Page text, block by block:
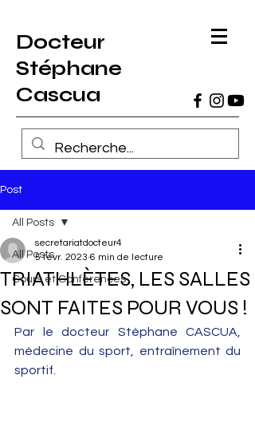
Docteur
Stéphane
Cascua
Post
All Posts
Cours et Conférences
All Posts
TRIATHLÈTES, LES SALLES
SONT FAITES POUR VOUS !
secretariatdocteur4
5 févr. 2023 6 min de lecture
Par le docteur Stéphane CASCUA,
médecine du sport, entraînement du
sportif.